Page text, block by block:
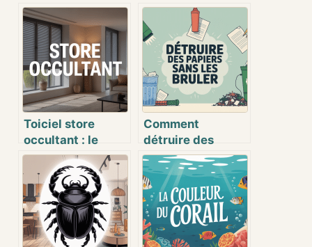
Toiciel store
occultant : le
guide pour choisir
et installer la
solution idéale
Comment
détruire des
papiers sans les
brûler : méthodes
simples et sûres